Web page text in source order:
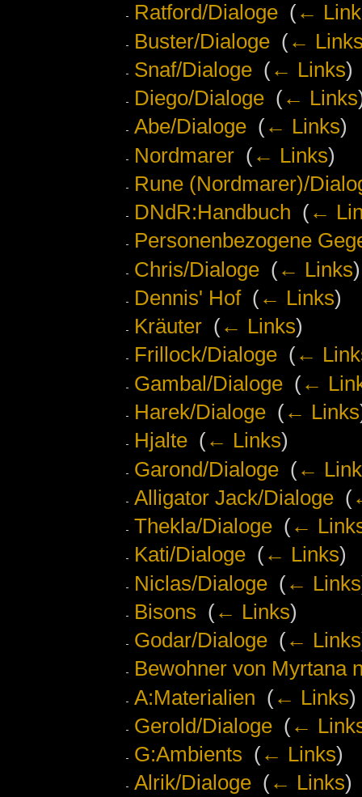
Ratford/Dialoge‎ (←
Buster/Dialoge‎ (←
Snaf/Dialoge‎ (← Links)
Diego/Dialoge‎ (← Links
Abe/Dialoge‎ (← Links)
Nordmarer‎ (← Links)
Rune (Nordmarer)/
DNdR:Handbuch (←
Personenbezogene
Chris/Dialoge‎ (← Links)
Dennis' Hof‎ (← Links)
Kräuter‎ (← Links)
Frillock/Dialoge‎ (←
Gambal/Dialoge‎ (←
Harek/Dialoge‎ (← Links
Hjalte‎ (← Links)
Garond/Dialoge‎ (←
Alligator Jack/Dialoge‎ (
Thekla/Dialoge‎ (←
Kati/Dialoge‎ (← Links)
Niclas/Dialoge‎ (← Links
Bisons (← Links)
Godar/Dialoge‎ (← Links
Bewohner von Myrtana
A:Materialien (← Links)
Gerold/Dialoge‎ (←
G:Ambients (← Links)
Alrik/Dialoge‎ (← Links)